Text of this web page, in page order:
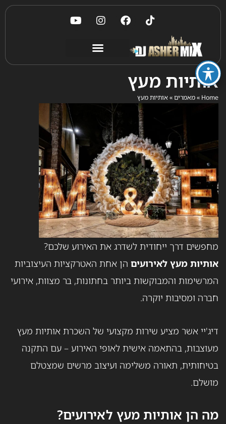
אותיות מעץ
Home
»מאמרים»אותיות מעץ
מחפשים דרך ייחודית לשדרג את האירוע שלכם?
אותיות מעץ לאירועים הן אחת האטרקציות העיצוביות
המרשימות והמבוקשות ביותר בחתונות, בר מצוות, אירועי
חברה ומסיבות יוקרה.
דיג'יי אשר מציע שירות מקצועי של השכרת אותיות מעץ
מעוצבות, בהתאמה אישית לאופי האירוע – עם התקנה
בטיחותית, תאורה משלימה ועיצוב מרשים שמצטלם
מושלם.
מה הן אותיות מעץ לאירועים?